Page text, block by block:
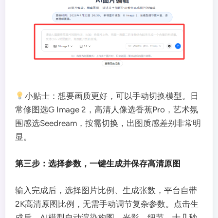
小贴士：想要画质更好，可以手动切换模型。日
常修图选G Image 2，高清人像选香蕉Pro，艺术氛
围感选Seedream，按需切换，出图质感差别非常明
显。
第三步：选择参数，一键生成并保存高清原图
输入完成后，选择图片比例、生成张数，平台自带
2K高清原图比例，无需手动调节复杂参数。点击生